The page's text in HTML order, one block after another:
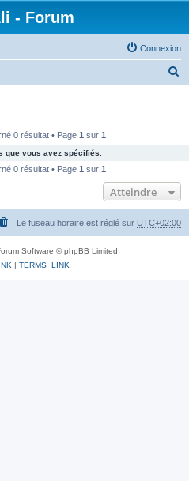
- Forum
Connexion
c
e
0 résultat • Page 1 sur 1
que vous avez spécifiés.
0 résultat • Page 1 sur 1
Atteindre
Le fuseau horaire est réglé sur UTC+02:00
Software © phpBB Limited
| TERMS_LINK